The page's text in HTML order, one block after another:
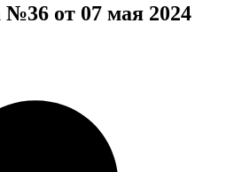
№36 от 07 мая 2024